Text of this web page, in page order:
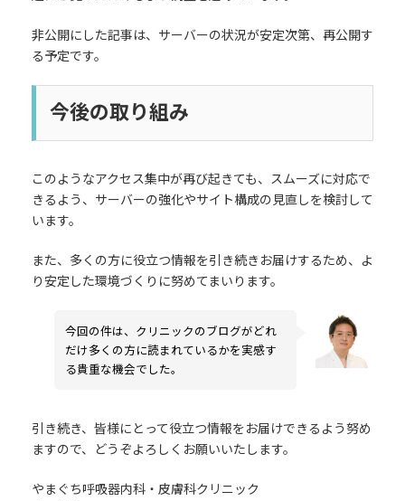
非公開にした記事は、サーバーの状況が安定次第、再公開す
る予定です。
今後の取り組み
このようなアクセス集中が再び起きても、スムーズに対応で
きるよう、サーバーの強化やサイト構成の見直しを検討して
います。
また、多くの方に役立つ情報を引き続きお届けするため、よ
り安定した環境づくりに努めてまいります。
今回の件は、クリニックのブログがどれ
だけ多くの方に読まれているかを実感す
る貴重な機会でした。
引き続き、皆様にとって役立つ情報をお届けできるよう努め
ますので、どうぞよろしくお願いいたします。
やまぐち呼吸器内科・皮膚科クリニック